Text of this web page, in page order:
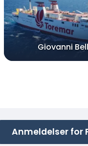
Giovanni
Anmeldelser for